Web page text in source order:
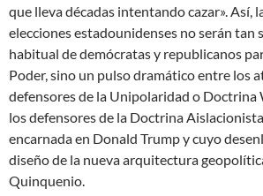
que lleva décadas intentando cazar». Así,
elecciones estadounidenses no serán tan
habitual de demócratas y republicanos
Poder, sino un pulso dramático entre los
defensores de la Unipolaridad o
los defensores de la Doctrina
encarnada en Donald Trump y cuyo
diseño de la nueva arquitectura
Quinquenio.